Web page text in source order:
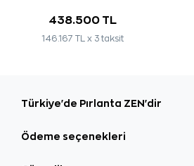
438.500 TL
146.167 TL x 3 taksit
Türkiye'de Pırlanta ZEN'dir
Ödeme seçenekleri